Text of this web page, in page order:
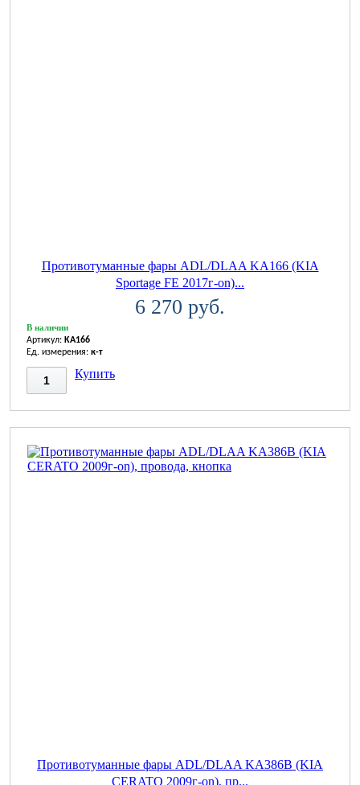
Противотуманные фары ADL/DLAA KA166 (KIA
Sportage FE 2017г-on)...
6 270 руб.
В наличии
Артикул: KA166
Ед. измерения: к-т
Купить
Противотуманные фары ADL/DLAA KA386B (KIA
CERATO 2009г-on), пр...